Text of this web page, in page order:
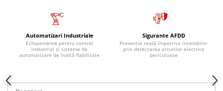
Automatizari Industriale
Echipamente pentru control
industrial și sisteme de
automatizare de înaltă fiabilitate
Sigurante AFDD
Prevenție reală împotriva incendiilor
prin detectarea arcurilor electrice
periculoase